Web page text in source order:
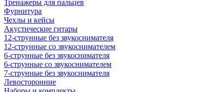
Тренажеры для пальцев
Фурнитура
Чехлы и кейсы
Акустические гитары
12-струнные без звукоснимателя
12-струнные со звукоснимателем
6-струнные без звукоснимателя
6-струнные со звукоснимателем
7-струнные без звукоснимателя
Левосторонние